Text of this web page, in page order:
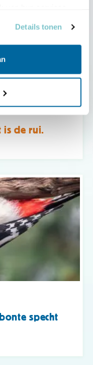
Details tonen
is de rui.
specht